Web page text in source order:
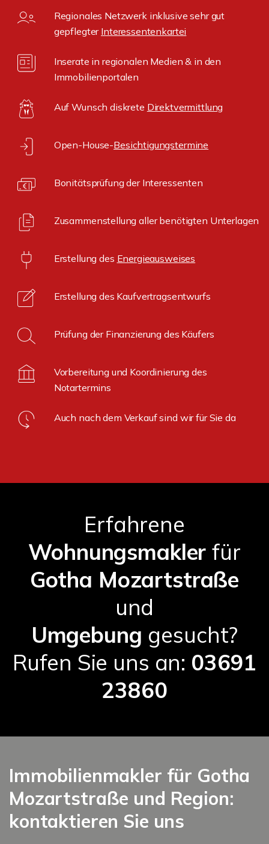
Regionales Netzwerk inklusive sehr gut
gepflegter Interessentenkartei
Inserate in regionalen Medien & in den
Immobilienportalen
Auf Wunsch diskrete Direktvermittlung
Open-House-Besichtigungstermine
Bonitätsprüfung der Interessenten
Zusammenstellung aller benötigten Unterlagen
Erstellung des Energieausweises
Erstellung des Kaufvertragsentwurfs
Prüfung der Finanzierung des Käufers
Vorbereitung und Koordinierung des
Notartermins
Auch nach dem Verkauf sind wir für Sie da
Erfahrene
Wohnungsmaklerfür
Gotha Mozartstraße
und
Umgebung gesucht?
Rufen Sie uns an: 03691
23860
Immobilienmakler für Gotha
Mozartstraße und Region:
kontaktieren Sie uns